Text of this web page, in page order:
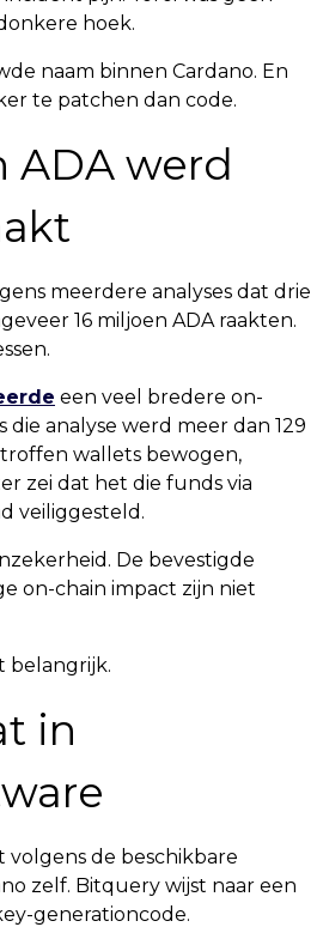
hoek.
naam binnen Cardano. En
te patchen dan code.
ADA werd
meerdere analyses dat drie
16 miljoen ADA raakten.
een veel bredere on-
die analyse werd meer dan 129
wallets bewogen,
zei dat het die funds via
veiliggesteld.
De bevestigde
on-chain impact zijn niet
belangrijk.
in
volgens de beschikbare
zelf. Bitquery wijst naar een
generationcode.